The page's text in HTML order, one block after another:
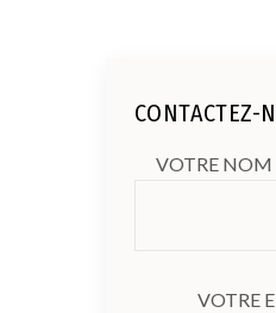
CONTACTEZ-
VOTRE
VOTRE